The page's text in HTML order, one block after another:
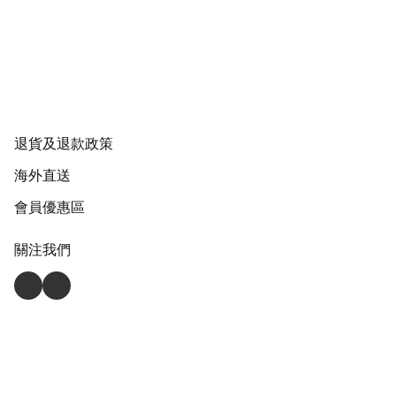
退貨及退款政策
海外直送
會員優惠區
關注我們